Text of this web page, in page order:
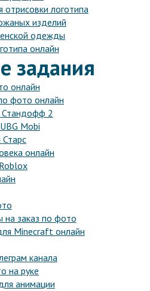
логотипа
изделий
одежды
онлайн
задания
онлайн
фото онлайн
Стандофф 2
Mobi
онлайн
заказ по фото
Minecraft онлайн
канала
на руке
анимации